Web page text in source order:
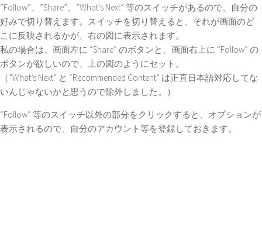
“Follow”、”Share”、”What’s Next” 等のスイッチがあるので、自分の
好みで切り替えます。スイッチを切り替えると、それが画面のど
こに反映されるかが、右の図に表示されます。
私の場合は、画面左に “Share” のボタンと、画面右上に “Follow” の
ボタンが欲しいので、上の図のようにセット。
（”What’s Next” と “Recommended Content” は正直日本語対応してな
いんじゃないかと思うので除外しました。）
“Follow” 等のスイッチ以外の部分をクリックすると、オプションが
表示されるので、自分のアカウント等を登録しておきます。